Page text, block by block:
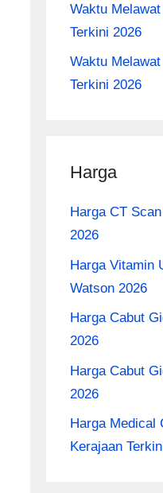
Waktu
Terkini 2026
Waktu
Terkini 2026
Harga
Harga CT
2026
Harga Vitamin
Watson 2026
Harga Cabut
2026
Harga Cabut
2026
Harga Medical
Kerajaan